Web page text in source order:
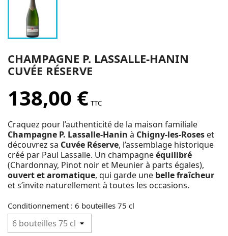
CHAMPAGNE P. LASSALLE-HANIN
CUVÉE RÉSERVE
138,00 € TTC
Craquez pour l’authenticité de la maison familiale
Champagne P. Lassalle-Hanin à Chigny-les-Roses et
découvrez sa Cuvée Réserve, l’assemblage historique
créé par Paul Lassalle. Un champagneéquilibré
(Chardonnay, Pinot noir et Meunier à parts égales),
ouvert et aromatique, qui garde une belle fraîcheur
et s’invite naturellement à toutes les occasions.
Conditionnement : 6 bouteilles 75 cl